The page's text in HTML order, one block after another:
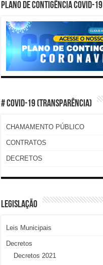
PLANO DE CONTIGÊNCIA COVID-19
# COVID-19 (TRANSPARÊNCIA)
CHAMAMENTO PÚBLICO
CONTRATOS
DECRETOS
LEGISLAÇÃO
Leis Municipais
Decretos
Decretos 2021